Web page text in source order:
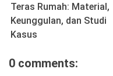
Teras Rumah: Material,
Keunggulan, dan Studi
Kasus
0 comments: